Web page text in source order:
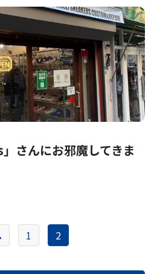
さんにお邪魔してきま
1 2